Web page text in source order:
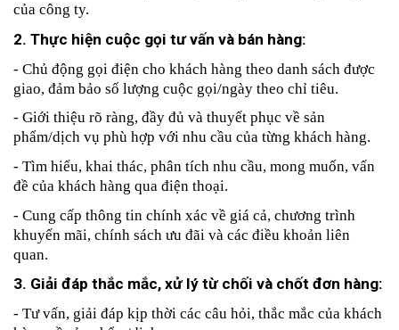
của công ty.
2. Thực hiện cuộc gọi tư vấn và bán hàng:
- Chủ động gọi điện cho khách hàng theo danh sách được
giao, đảm bảo số lượng cuộc gọi/ngày theo chỉ tiêu.
- Giới thiệu rõ ràng, đầy đủ và thuyết phục về sản
phẩm/dịch vụ phù hợp với nhu cầu của từng khách hàng.
- Tìm hiểu, khai thác, phân tích nhu cầu, mong muốn, vấn
đề của khách hàng qua điện thoại.
- Cung cấp thông tin chính xác về giá cả, chương trình
khuyến mãi, chính sách ưu đãi và các điều khoản liên
quan.
3. Giải đáp thắc mắc, xử lý từ chối và chốt đơn hàng:
- Tư vấn, giải đáp kịp thời các câu hỏi, thắc mắc của khách